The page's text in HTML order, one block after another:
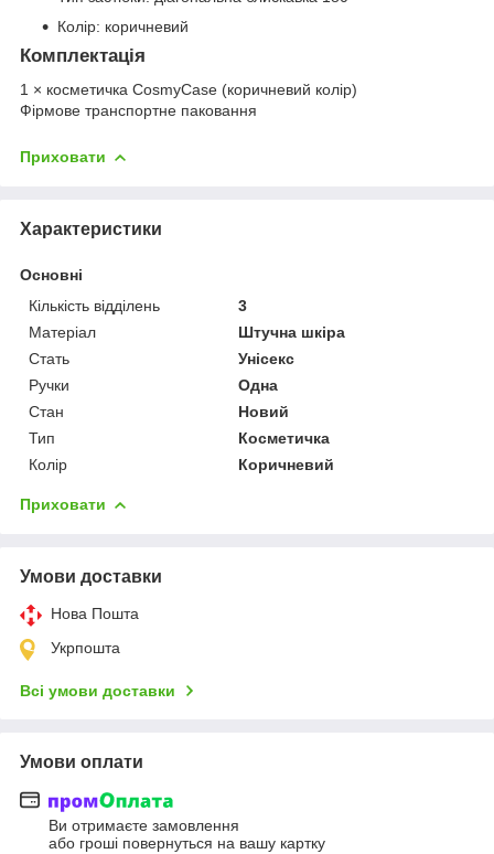
Колір: коричневий
Комплектація
1 × косметичка CosmyCase (коричневий колір)
Фірмове транспортне паковання
Приховати
Характеристики
Основні
Кількість відділень
3
Матеріал
Штучна шкіра
Стать
Унісекс
Ручки
Одна
Стан
Новий
Тип
Косметичка
Колір
Коричневий
Приховати
Умови доставки
Нова Пошта
Укрпошта
Всі умови доставки
Умови оплати
Ви отримаєте замовлення
або гроші повернуться на вашу картку